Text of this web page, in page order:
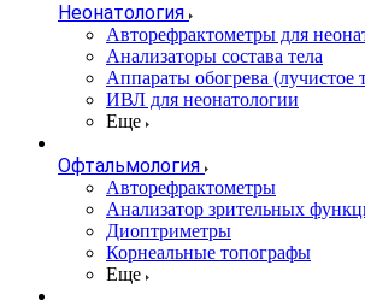
Неонатология
Авторефрактометры для
Анализаторы состава тела
Аппараты обогрева (лучистое
ИВЛ для неонатологии
Еще
Офтальмология
Авторефрактометры
Анализатор зрительных
Диоптриметры
Корнеальные топографы
Еще